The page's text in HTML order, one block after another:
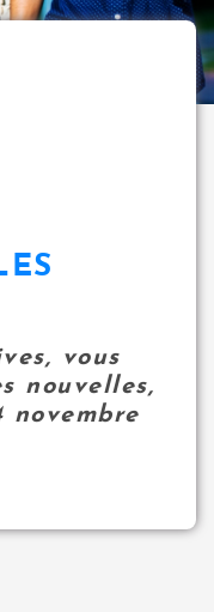
vous
nouvelles,
novembre